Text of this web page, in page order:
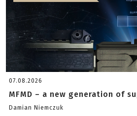
07.08.2026
MFMD – a new generation of
Damian Niemczuk